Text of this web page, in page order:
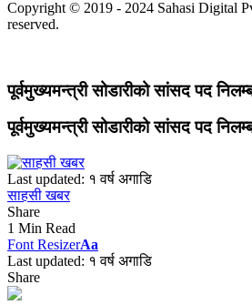
Copyright © 2019 - 2024 Sahasi Digital
reserved.
पूर्वमुख्यमन्त्री सोडारीको सांसद पद
पूर्वमुख्यमन्त्री सोडारीको सांसद पद
Last updated: १ वर्ष अगाडि
साहसी खबर
Share
1 Min Read
Font ResizerAa
Last updated: १ वर्ष अगाडि
Share